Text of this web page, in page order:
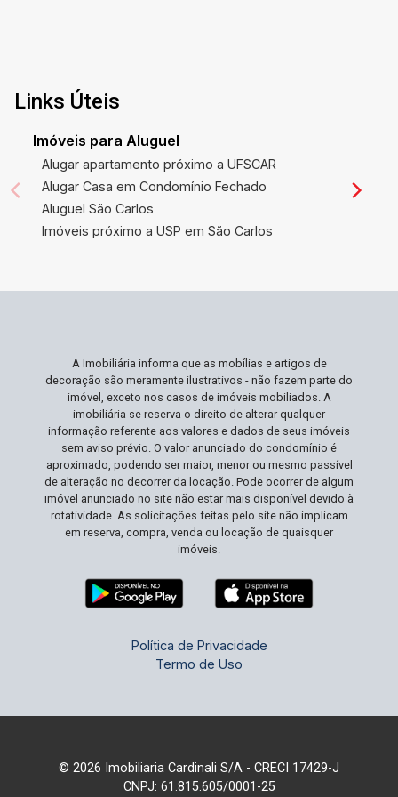
Links Úteis
Imóveis para Aluguel
Alugar apartamento próximo a UFSCAR
Alugar Casa em Condomínio Fechado
Aluguel São Carlos
Imóveis próximo a USP em São Carlos
A Imobiliária informa que as mobílias e artigos de
decoração são meramente ilustrativos - não fazem parte do
imóvel, exceto nos casos de imóveis mobiliados. A
imobiliária se reserva o direito de alterar qualquer
informação referente aos valores e dados de seus imóveis
sem aviso prévio. O valor anunciado do condomínio é
aproximado, podendo ser maior, menor ou mesmo passível
de alteração no decorrer da locação. Pode ocorrer de algum
imóvel anunciado no site não estar mais disponível devido à
rotatividade. As solicitações feitas pelo site não implicam
em reserva, compra, venda ou locação de quaisquer
imóveis.
Política de Privacidade
Termo de Uso
© 2026 Imobiliaria Cardinali S/A - CRECI 17429-J
CNPJ: 61.815.605/0001-25